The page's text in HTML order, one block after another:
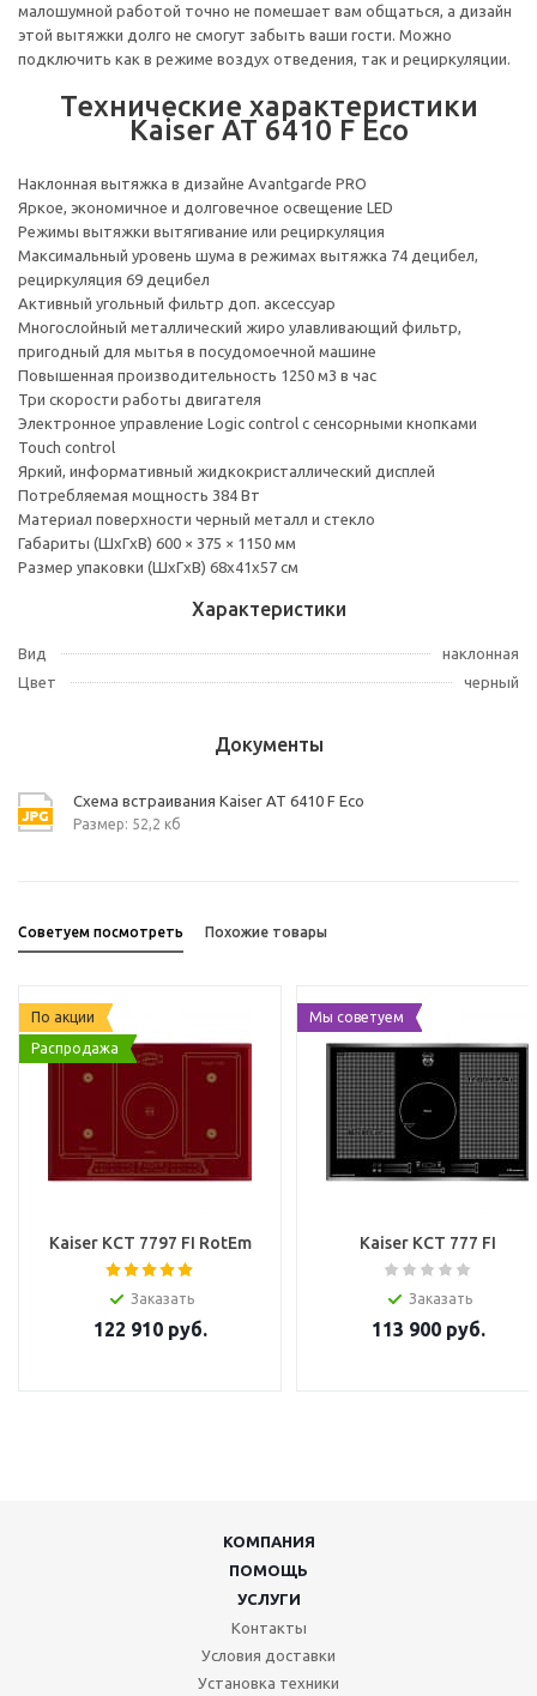
малошумной работой точно не помешает вам общаться, а дизайн
этой вытяжки долго не смогут забыть ваши гости. Можно
подключить как в режиме воздух отведения, так и рециркуляции.
Технические характеристики
Kaiser AT 6410 F Eco
Наклонная вытяжка в дизайне Avantgarde PRO
Яркое, экономичное и долговечное освещение LED
Режимы вытяжки вытягивание или рециркуляция
Максимальный уровень шума в режимах вытяжка 74 децибел,
рециркуляция 69 децибел
Активный угольный фильтр доп. аксессуар
Многослойный металлический жиро улавливающий фильтр,
пригодный для мытья в посудомоечной машине
Повышенная производительность 1250 м3 в час
Три скорости работы двигателя
Электронное управление Logic control с сенсорными кнопками
Touch control
Яркий, информативный жидкокристаллический дисплей
Потребляемая мощность 384 Вт
Материал поверхности черный металл и стекло
Габариты (ШxГxВ) 600 × 375 × 1150 мм
Размер упаковки (ШxГxВ) 68х41х57 см
Характеристики
Вид
наклонная
Цвет
черный
Документы
Схема встраивания Kaiser AT 6410 F Eco
Размер: 52,2 кб
Советуем посмотреть Похожие товары
По акции
Распродажа
Kaiser KCT 7797 FI RotEm
Заказать
122 910руб.
Мы советуем
Kaiser KCT 777 FI
Заказать
113 900руб.
КОМПАНИЯ
ПОМОЩЬ
УСЛУГИ
Контакты
Условия доставки
Установка техники